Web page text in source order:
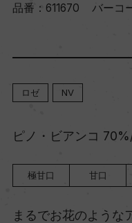
品番： 611670 バーコ
ロゼ NV
ピノ・ビアンコ
極甘口 甘口
まるでお花のような